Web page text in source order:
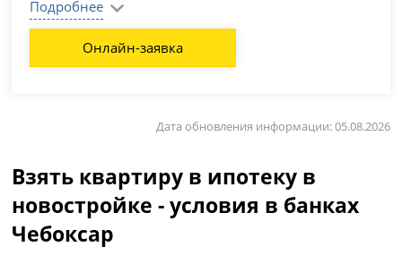
Подробнее
Онлайн-заявка
Дата обновления информации: 05.08.2026
Взять квартиру в ипотеку в
новостройке - условия в банках
Чебоксар